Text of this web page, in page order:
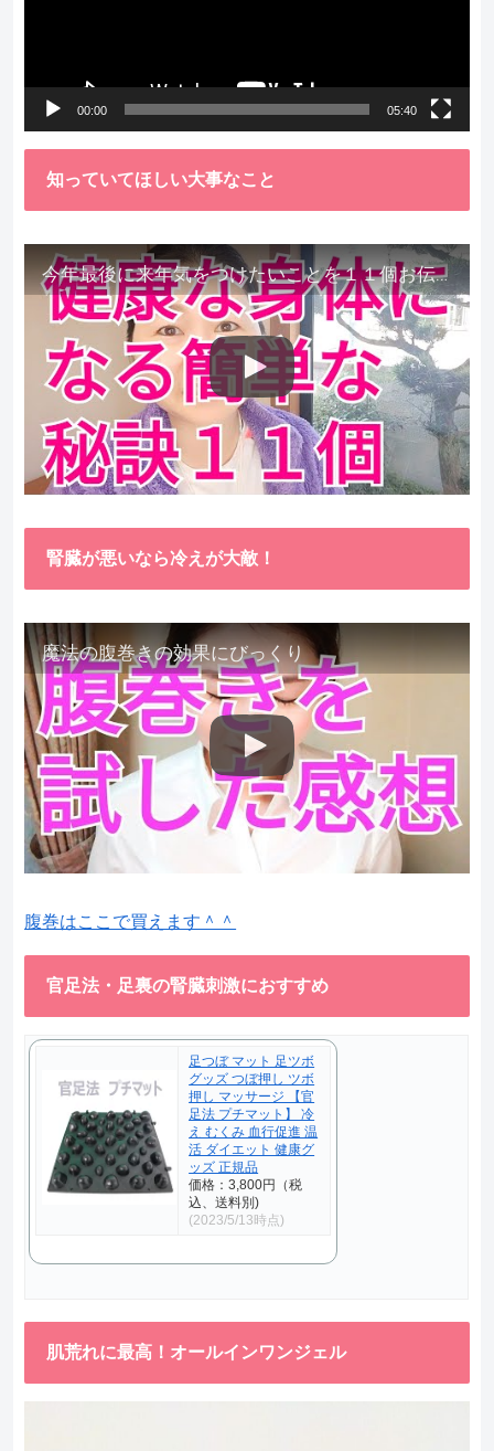
00:00 05:40
知っていてほしい大事なこと
今年最後に来年気をつけたいことを１１個お伝えします。
腎臓が悪いなら冷えが大敵！
魔法の腹巻きの効果にびっくり
腹巻はここで買えます＾＾
官足法・足裏の腎臓刺激におすすめ
足つぼ マット 足ツボ
グッズ つぼ押し ツボ
押し マッサージ 【官
足法 プチマット】 冷
え むくみ 血行促進 温
活 ダイエット 健康グ
ッズ 正規品
価格：3,800円（税
込、送料別)
(2023/5/13時点)
肌荒れに最高！オールインワンジェル